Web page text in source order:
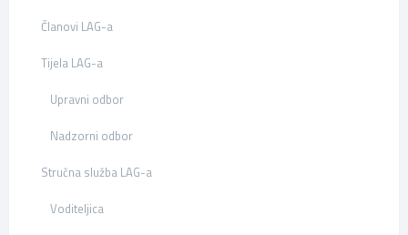
Članovi LAG-a
Tijela LAG-a
Upravni odbor
Nadzorni odbor
Stručna služba LAG-a
Voditeljica